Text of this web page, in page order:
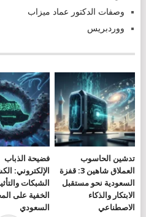
وصفات الدكتور عماد ميزاب
ووردبريس
تدشين الحاسوب
العملاق شاهين 3: قفزة
السعودية نحو مستقبل
الابتكار والذكاء
الاصطناعي
فضيحة الذباب
الإلكتروني:
الشبكات
الخفية على
السعودي